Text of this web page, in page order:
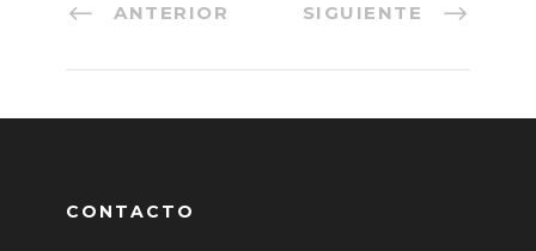
ANTERIOR SIGUIENTE
CONTACTO